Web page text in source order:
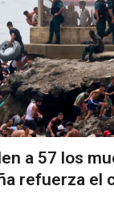
a 57 los
refuerza el